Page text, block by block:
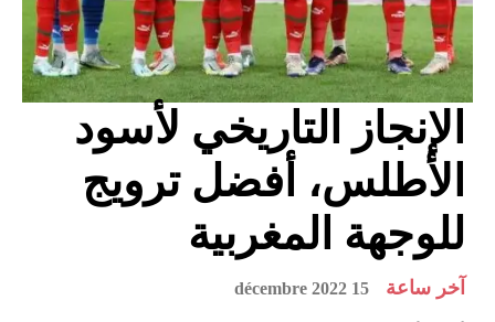
الإنجاز التاريخي لأسود
الأطلس، أفضل ترويج
للوجهة المغربية
آخر ساعة 15 décembre 2022